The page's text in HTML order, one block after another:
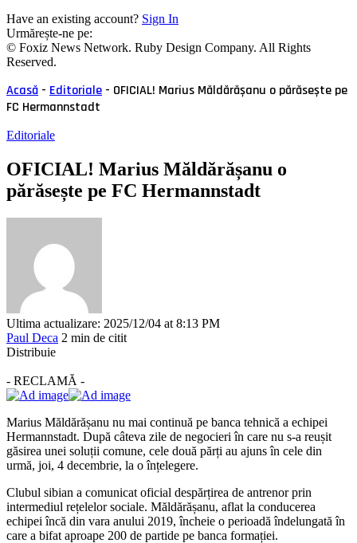
Have an existing account? Sign In
Urmărește-ne pe:
© Foxiz News Network. Ruby Design Company. All Rights
Reserved.
Acasă - Editoriale - OFICIAL! Marius Măldărășanu o părăsește pe
FC Hermannstadt
Editoriale
OFICIAL! Marius Măldărășanu o
părăsește pe FC Hermannstadt
Ultima actualizare: 2025/12/04 at 8:13 PM
Paul Deca 2 min de citit
Distribuie
- RECLAMĂ -
Marius Măldărășanu nu mai continuă pe banca tehnică a echipei
Hermannstadt. După câteva zile de negocieri în care nu s-a reușit
găsirea unei soluții comune, cele două părți au ajuns în cele din
urmă, joi, 4 decembrie, la o înțelegere.
Clubul sibian a comunicat oficial despărțirea de antrenor prin
intermediul rețelelor sociale. Măldărășanu, aflat la conducerea
echipei încă din vara anului 2019, încheie o perioadă îndelungată în
care a bifat aproape 200 de partide pe banca formației.